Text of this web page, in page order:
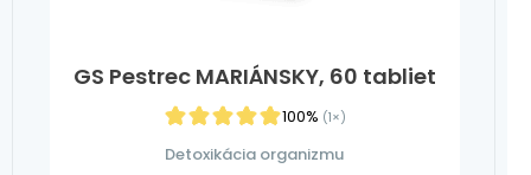
GS Pestrec MARIÁNSKY, 60 tabliet
100% (1×)
Detoxikácia organizmu